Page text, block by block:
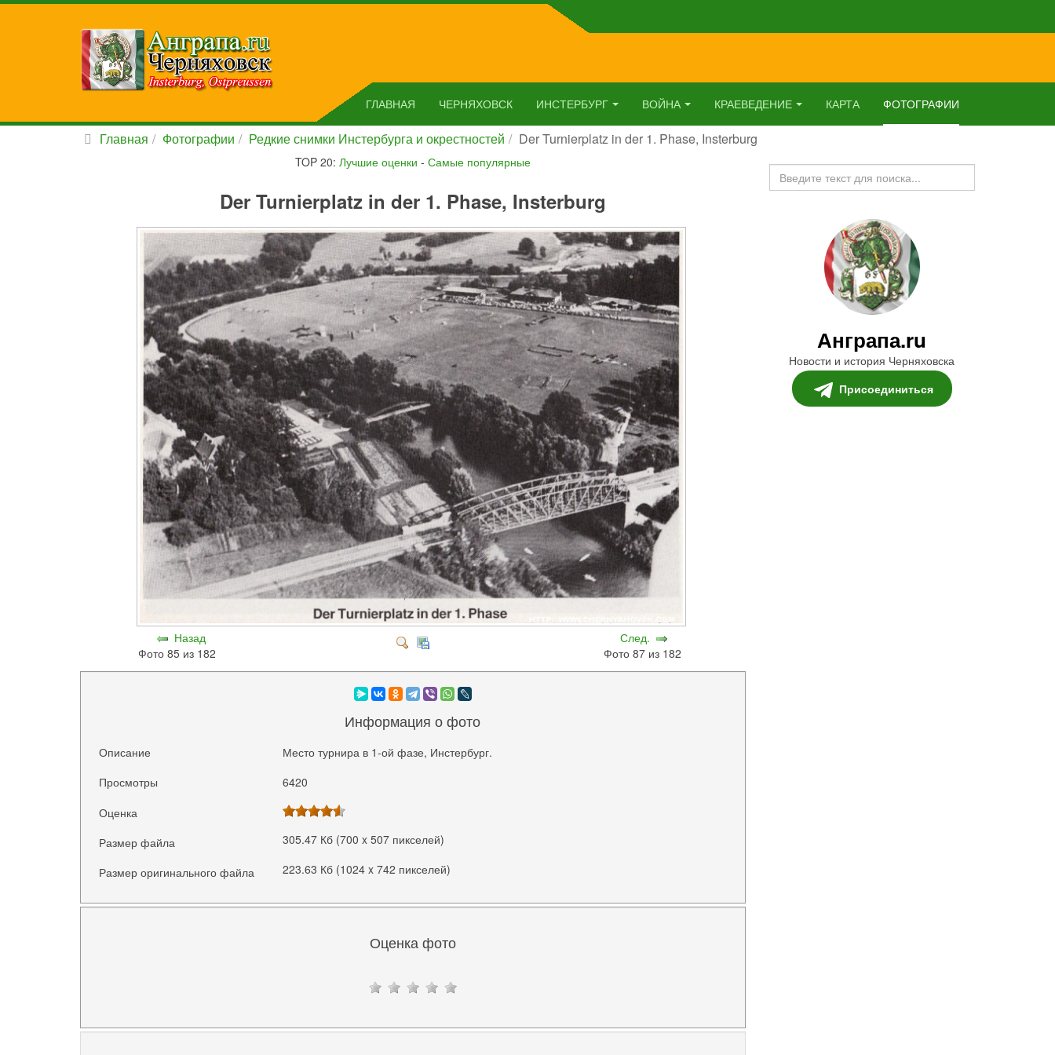
ГЛАВНАЯ ЧЕРНЯХОВСК ИНСТЕРБУРГ ВОЙНА КРАЕВЕДЕНИЕ КАРТА ФОТОГРАФИИ
Главная Фотографии Редкие снимки Инстербурга и окрестностей Der Turnierplatz in der 1. Phase, Insterburg
TOP 20: Лучшие оценки - Самые популярные
Der Turnierplatz in der 1. Phase, Insterburg
Назад
Фото 85 из 182
След.
Фото 87 из 182
Информация о фото
Описание
Место турнира в 1-ой фазе, Инстербург.
Просмотры
6420
Оценка
Размер файла
305.47 Кб (700 x 507 пикселей)
Размер оригинального файла 223.63 Кб (1024 x 742 пикселей)
Оценка фото
Искать...
Анграпа.ru
Новости и история Черняховска
Присоединиться